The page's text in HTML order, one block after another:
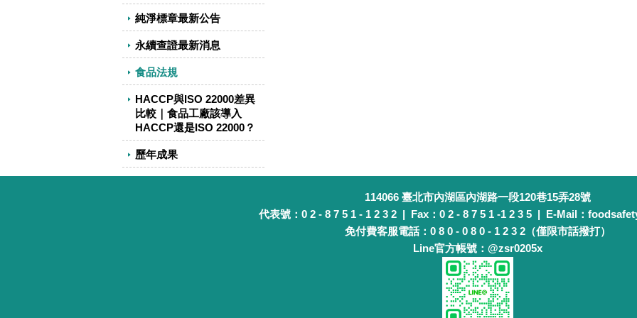
純淨標章最新公告
永續查證最新消息
食品法規
HACCP與ISO 22000差異
比較｜食品工廠該導入
HACCP還是ISO 22000？
歷年成果
114066 臺北市內湖區內湖路一段120巷15弄28號
代表號：0 2 - 8 7 5 1 - 1 2 3 2 | Fax：0 2 - 8 7 5 1 -1 2 3 5 | E-Mail：
免付費客服電話：0 8 0 - 0 8 0 - 1 2 3 2（僅限市話撥打）
Line官方帳號：@zsr0205x